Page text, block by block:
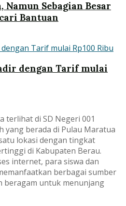
Namun Sebagian Besar
Bantuan
dengan Tarif mulai
terlihat di SD Negeri 001
yang berada di Pulau Maratua
lokasi dengan tingkat
di Kabupaten Berau.
internet, para siswa dan
berbagai sumber
beragam untuk menunjang